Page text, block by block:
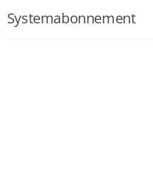
Systemabonnement